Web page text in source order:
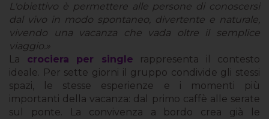
L'obiettivo è permettere alle persone di conoscersi
dal vivo in modo spontaneo, divertente e naturale,
vivendo una vacanza che vada oltre il semplice
viaggio.»
La crociera per single rappresenta il contesto
ideale. Per sette giorni il gruppo condivide gli stessi
spazi, le stesse esperienze e i momenti più
importanti della vacanza: dal primo caffè alle serate
sul ponte. La convivenza a bordo crea già le